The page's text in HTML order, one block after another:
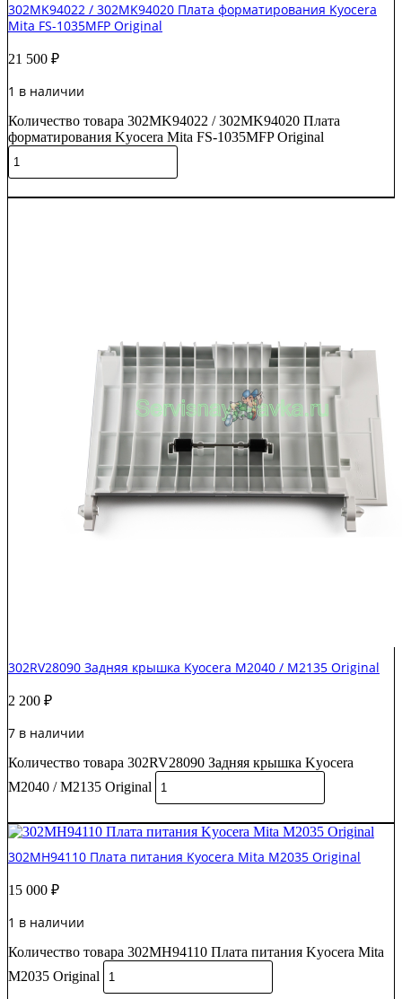
302MK94022 / 302MK94020 Плата форматирования Kyocera
Mita FS-1035MFP Original
21 500 ₽
1 в наличии
Количество товара 302MK94022 / 302MK94020 Плата
форматирования Kyocera Mita FS-1035MFP Original
302RV28090 Задняя крышка Kyocera M2040 / M2135 Original
2 200 ₽
7 в наличии
Количество товара 302RV28090 Задняя крышка Kyocera
M2040 / M2135 Original
302MH94110 Плата питания Kyocera Mita M2035 Original
15 000 ₽
1 в наличии
Количество товара 302MH94110 Плата питания Kyocera Mita
M2035 Original